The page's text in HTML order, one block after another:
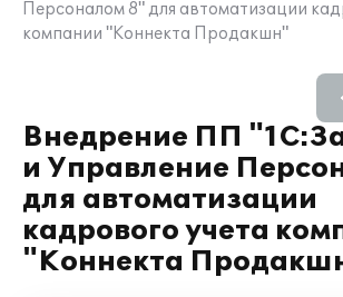
Персоналом 8" для автоматизации
компании "Коннекта Продакшн"
Внедрение ПП
и Управление
для автоматизации
кадрового учета
"Коннекта